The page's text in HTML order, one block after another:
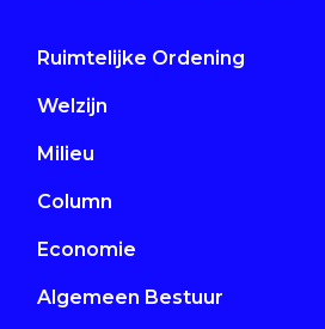
Ruimtelijke Ordening
Welzijn
Milieu
Column
Economie
Algemeen Bestuur